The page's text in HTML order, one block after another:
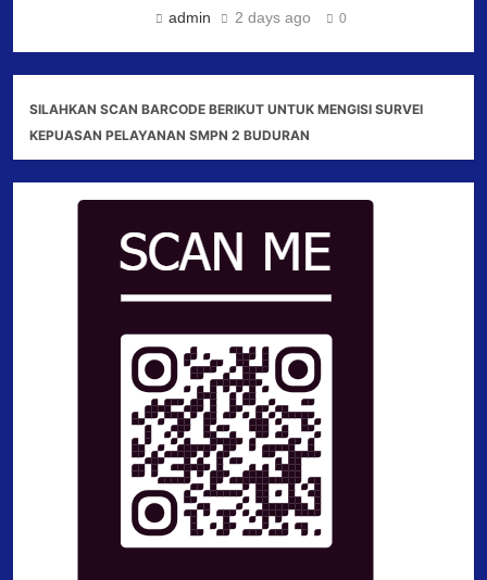
admin 2 days ago 0
SILAHKAN SCAN BARCODE BERIKUT UNTUK MENGISI SURVEI
KEPUASAN PELAYANAN SMPN 2 BUDURAN